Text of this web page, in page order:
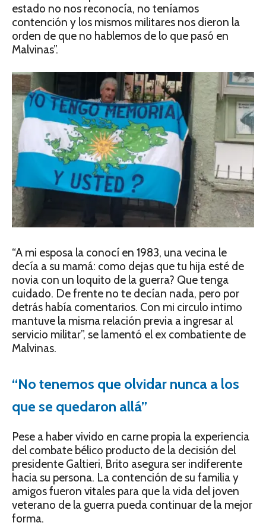
estado no nos reconocía, no teníamos
contención y los mismos militares nos dieron la
orden de que no hablemos de lo que pasó en
Malvinas”.
“A mi esposa la conocí en 1983, una vecina le
decía a su mamá: como dejas que tu hija esté de
novia con un loquito de la guerra? Que tenga
cuidado. De frente no te decían nada, pero por
detrás había comentarios. Con mi circulo intimo
mantuve la misma relación previa a ingresar al
servicio militar”, se lamentó el ex combatiente de
Malvinas.
“No tenemos que olvidar nunca a los
que se quedaron allá”
Pese a haber vivido en carne propia la experiencia
del combate bélico producto de la decisión del
presidente Galtieri, Brito asegura ser indiferente
hacia su persona. La contención de su familia y
amigos fueron vitales para que la vida del joven
veterano de la guerra pueda continuar de la mejor
forma.